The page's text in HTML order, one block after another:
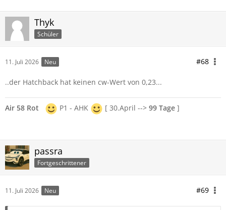
Thyk
Schüler
11. Juli 2026 Neu #68
..der Hatchback hat keinen cw-Wert von 0,23...
Air 58 Rot P1 - AHK [ 30.April --> 99 Tage ]
passra
Fortgeschrittener
11. Juli 2026 Neu #69